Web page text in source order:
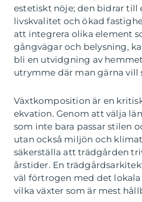
estetiskt nöje; den bidrar till
livskvalitet och ökad
att integrera olika element
gångvägar och belysning,
bli en utvidgning av
utrymme där man gärna vill
Växtkomposition är en
ekvation. Genom att välja
som inte bara passar stilen
utan också miljön och
säkerställa att trädgården
årstider. En
väl förtrogen med det
vilka växter som är mest